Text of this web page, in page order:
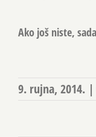
Ako još niste,
9. rujna, 2014. |